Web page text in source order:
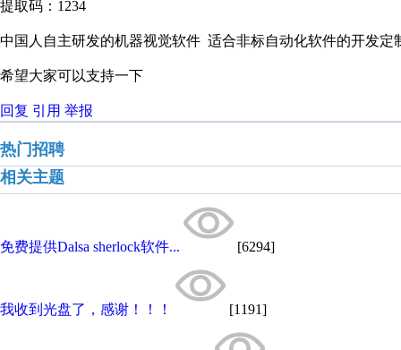
提取码：1234
中国人自主研发的机器视觉软件 适合非标自动化软件的开发定
希望大家可以支持一下
回复 引用 举报
热门招聘
相关主题
免费提供Dalsa sherlock软件... [6294]
我收到光盘了，感谢！！！ [1191]